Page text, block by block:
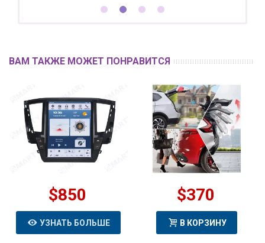
ВАМ ТАКЖЕ МОЖЕТ ПОНРАВИТСЯ
$850
УЗНАТЬ БОЛЬШЕ
$370
В КОРЗИНУ